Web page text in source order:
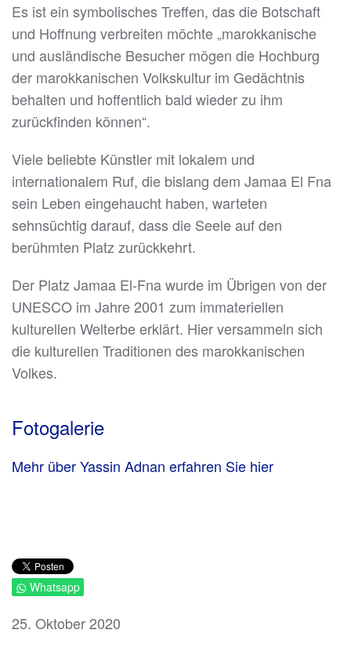
Es ist ein symbolisches Treffen, das die Botschaft
und Hoffnung verbreiten möchte „marokkanische
und ausländische Besucher mögen die Hochburg
der marokkanischen Volkskultur im Gedächtnis
behalten und hoffentlich bald wieder zu ihm
zurückfinden können“.
Viele beliebte Künstler mit lokalem und
internationalem Ruf, die bislang dem Jamaa El Fna
sein Leben eingehaucht haben, warteten
sehnsüchtig darauf, dass die Seele auf den
berühmten Platz zurückkehrt.
Der Platz Jamaa El-Fna wurde im Übrigen von der
UNESCO im Jahre 2001 zum immateriellen
kulturellen Welterbe erklärt. Hier versammeln sich
die kulturellen Traditionen des marokkanischen
Volkes.
Fotogalerie
Mehr über Yassin Adnan erfahren Sie hier
Whatsapp
25. Oktober 2020